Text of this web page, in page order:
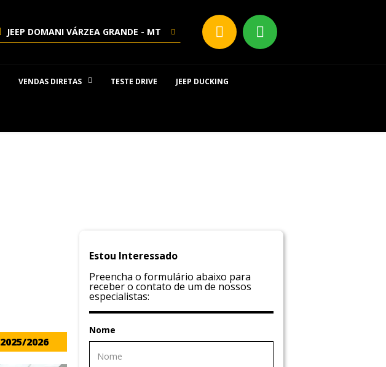
JEEP DOMANI VÁRZEA GRANDE - MT
VENDAS DIRETAS TESTE DRIVE JEEP DUCKING
2025/2026
Estou Interessado
Preencha o formulário abaixo para
receber o contato de um de nossos
especialistas:
Nome